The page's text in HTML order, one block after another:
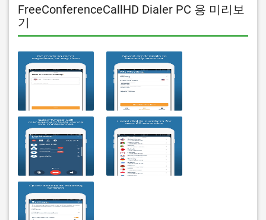
FreeConferenceCallHD Dialer PC 용 미리보
기